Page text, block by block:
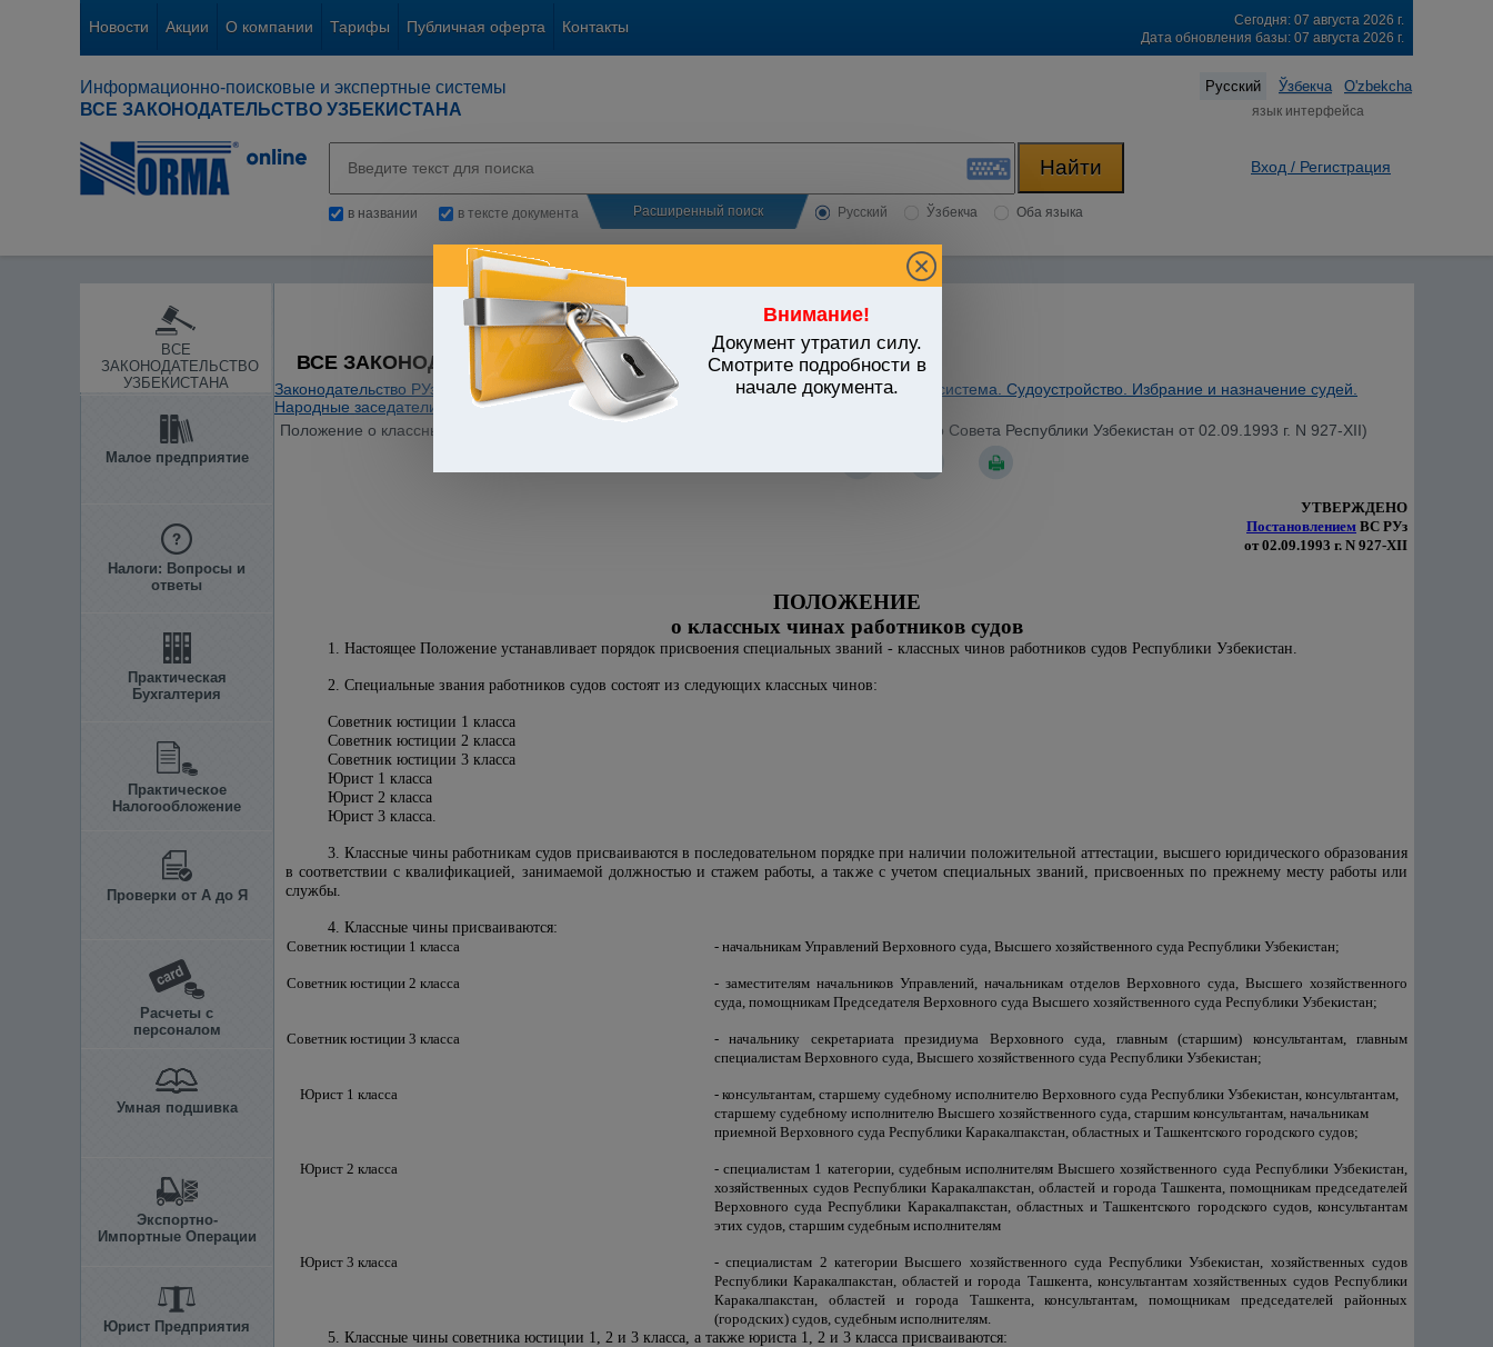
Новости Акции О компании Тарифы Публичная оферта Контакты
Сегодня: 07 августа 2026 г.
Дата обновления базы: 07 августа 2026 г.
Информационно-поисковые и экспертные системы
ВСЕ ЗАКОНОДАТЕЛЬСТВО УЗБЕКИСТАНА
Русский Ўзбекча O'zbekcha
язык интерфейса
в названии в тексте документа Расширенный поиск Русский Ўзбекча Оба языка
Вход / Регистрация
ВСЕ
ЗАКОНОДАТЕЛЬСТВО
УЗБЕКИСТАНА
Малое предприятие
Налоги: Вопросы и
ответы
Практическая
Бухгалтерия
Практическое
Налогообложение
Проверки от А до Я
Расчеты с
персоналом
Умная подшивка
Экспортно-
Импортные Операции
Юрист Предприятия
Внимание!
Документ утратил силу.
Смотрите подробности в
начале документа.
ВСЕ ЗАКОНОДАТЕЛЬСТВО УЗБЕКИСТАНА
Законодательство РУз Судебная власть. Правосудие / Утратившие силу акты/ Судебная система. Судоустройство. Избрание и назначение судей.
Народные заседатели
Положение о классных чинах работников судов (Утверждено Постановлением Верховного Совета Республики Узбекистан от 02.09.1993 г. N 927-XII)
УТВЕРЖДЕНО
Постановлением ВС РУз
от 02.09.1993 г. N 927-XII
ПОЛОЖЕНИЕ
о классных чинах работников судов
1. Настоящее Положение устанавливает порядок присвоения специальных званий - классных чинов работников судов Республики Узбекистан.
2. Специальные звания работников судов состоят из следующих классных чинов:
Советник юстиции 1 класса
Советник юстиции 2 класса
Советник юстиции 3 класса
Юрист 1 класса
Юрист 2 класса
Юрист 3 класса.
3. Классные чины работникам судов присваиваются в последовательном порядке при наличии положительной аттестации, высшего юридического образования
в соответствии с квалификацией, занимаемой должностью и стажем работы, а также с учетом специальных званий, присвоенных по прежнему месту работы или
службы.
4. Классные чины присваиваются:
Советник юстиции 1 класса
- начальникам Управлений Верховного суда, Высшего хозяйственного суда Республики Узбекистан;
Советник юстиции 2 класса
- заместителям начальников Управлений, начальникам отделов Верховного суда, Высшего хозяйственного
суда, помощникам Председателя Верховного суда Высшего хозяйственного суда Республики Узбекистан;
Советник юстиции 3 класса
- начальнику секретариата президиума Верховного суда, главным (старшим) консультантам, главным
специалистам Верховного суда, Высшего хозяйственного суда Республики Узбекистан;
Юрист 1 класса
- консультантам, старшему судебному исполнителю Верховного суда Республики Узбекистан, консультантам,
старшему судебному исполнителю Высшего хозяйственного суда, старшим консультантам, начальникам
приемной Верховного суда Республики Каракалпакстан, областных и Ташкентского городского судов;
Юрист 2 класса
- специалистам 1 категории, судебным исполнителям Высшего хозяйственного суда Республики Узбекистан,
хозяйственных судов Республики Каракалпакстан, областей и города Ташкента, помощникам председателей
Верховного суда Республики Каракалпакстан, областных и Ташкентского городского судов, консультантам
этих судов, старшим судебным исполнителям
Юрист 3 класса
- специалистам 2 категории Высшего хозяйственного суда Республики Узбекистан, хозяйственных судов
Республики Каракалпакстан, областей и города Ташкента, консультантам хозяйственных судов Республики
Каракалпакстан, областей и города Ташкента, консультантам, помощникам председателей районных
(городских) судов, судебным исполнителям.
5. Классные чины советника юстиции 1, 2 и 3 класса, а также юриста 1, 2 и 3 класса присваиваются: